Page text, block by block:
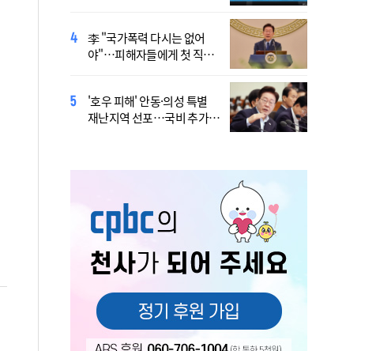
李 "국가폭력 다시는 없어
야"…피해자들에게 첫 직접
'호우 피해' 안동·의성 특별
재난지역 선포…국비 추가
정동영 "'조선' 호명 부르기
공론화 후에"…원로들 "이름
Official Theme Song for
WYD Seoul 2027 Released